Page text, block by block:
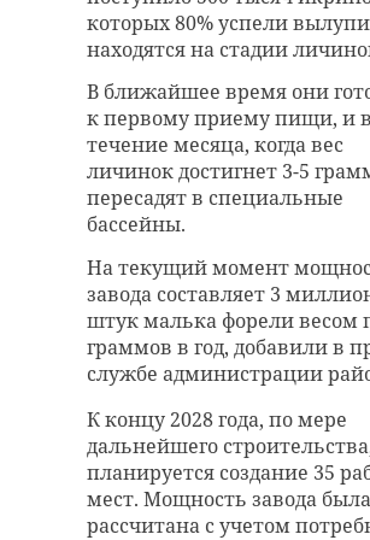
которых 80% успели
находятся на стадии
В ближайшее время они
к первому приему пищи, и в
течение месяца, когда вес
личинок достигнет 3-5
пересадят в специальные
бассейны.
На текущий момент
завода составляет 3
штук малька форели весом
граммов в год, добавили в
службе администрации
К концу 2028 года, по мере
дальнейшего
планируется создание 35
мест. Мощность завода была
рассчитана с учетом
минеральных удобрений
Кировском проспекте) был
предмет, напоминающий
боеприпас.
Прибывший на место наряд
установил, что в вырытом
котловане находился объект,
похожий на сильно ржавый
Как сообщили в пресс-
вневедомственной охраны
Петербурга и Ленобласти,
специалисты обеспечили
оцепление территории
происшествия.
Затем взрывотехники
подтвердили, что это 152-
миллиметровый
председатель местного
Красного Креста, Елена
разницу между ВИЧ и
ВИЧ представляет собой
инфекцию, которая ослабляет
иммунную систему, тогда
СПИД — это совокупность
заболеваний, возникающих
фоне ослабленного
Елена Анатольевна
что вирус ВИЧ неустойчив и
недолго сохраняется в
окружающей среде. Он не
передаётся через укусы
насекомых, в быту — при
использовании общей
рукопожатиях, поцелуях и
объятиях.